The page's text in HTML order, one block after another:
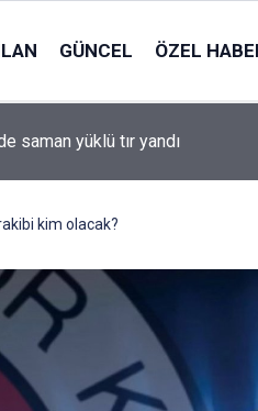
GÜNCEL ÖZEL
saman yüklü tır yandı
kim olacak?